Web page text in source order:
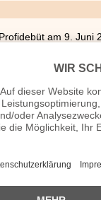
am 9. Juni
2016
für seine
Garcia
Garcia gegen
und gewann den